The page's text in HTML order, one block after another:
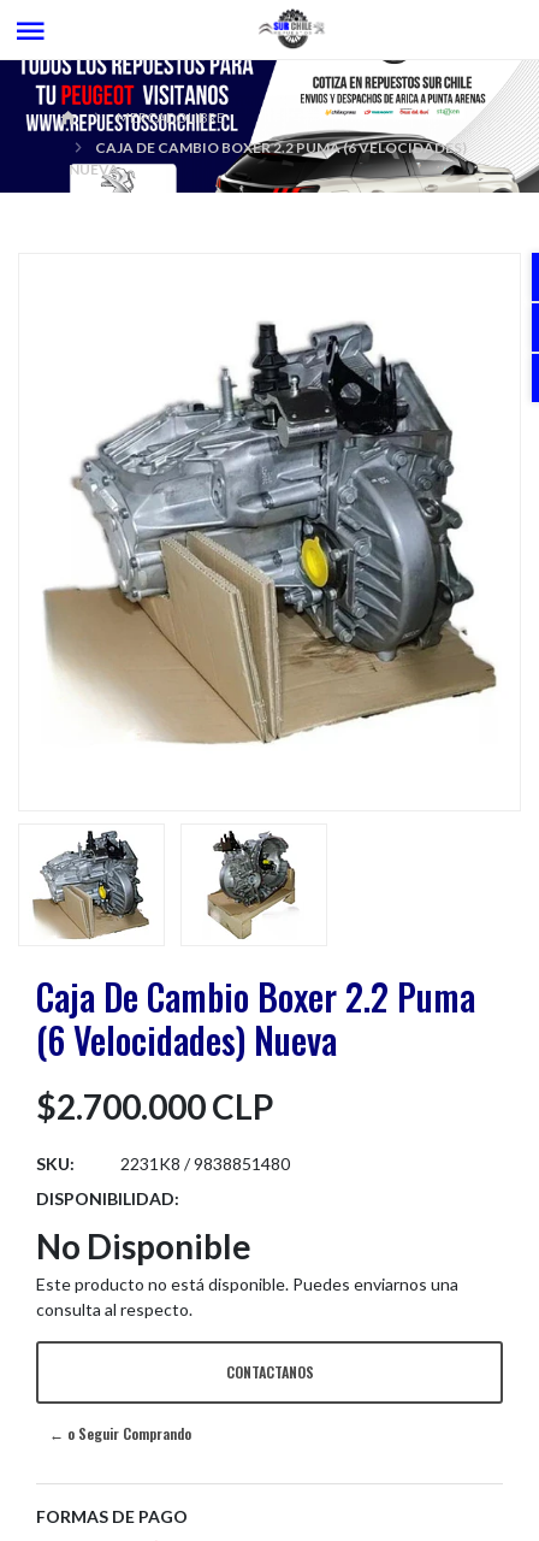
MERCADOLIBRE
CAJA DE CAMBIO BOXER 2.2 PUMA (6 VELOCIDADES)
NUEVA
Previous
Caja De Cambio Boxer 2.2 Puma
(6 Velocidades) Nueva
$2.700.000 CLP
SKU:
2231K8 / 9838851480
DISPONIBILIDAD:
No Disponible
Este producto no está disponible. Puedes enviarnos una
consulta al respecto.
CONTACTANOS
← o Seguir Comprando
FORMAS DE PAGO